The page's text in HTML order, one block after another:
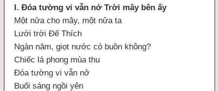
I. Đóa tường vi vẫn nở Trời mây bên ấy
Một nửa cho mây, một nửa ta
Lưới trời Đế Thích
Ngàn năm, giọt nước có buồn không?
Chiếc lá phong mùa thu
Đóa tường vi vẫn nở
Buổi sáng ngồi yên